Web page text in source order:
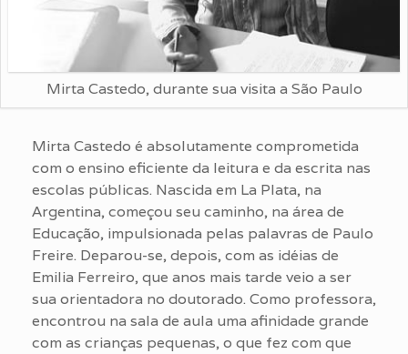
Mirta Castedo, durante sua visita a São Paulo
Mirta Castedo é absolutamente comprometida
com o ensino eficiente da leitura e da escrita nas
escolas públicas. Nascida em La Plata, na
Argentina, começou seu caminho, na área de
Educação, impulsionada pelas palavras de Paulo
Freire. Deparou-se, depois, com as idéias de
Emilia Ferreiro, que anos mais tarde veio a ser
sua orientadora no doutorado. Como professora,
encontrou na sala de aula uma afinidade grande
com as crianças pequenas, o que fez com que